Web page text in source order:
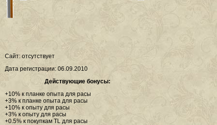
Сайт: отсутствует
Дата регистрации: 06.09.2010
Действующие бонусы:
+10% к планке опыта для расы
+3% к планке опыта для расы
+10% к опыту для расы
+3% к опыту для расы
+0.5% к покупкам TL для расы